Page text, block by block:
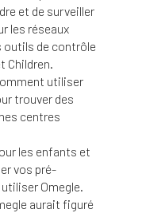
et de surveiller
les réseaux
outils de contrôle
Children.
utiliser
trouver des
centres
les enfants et
vos pré-
Omegle.
aurait figuré